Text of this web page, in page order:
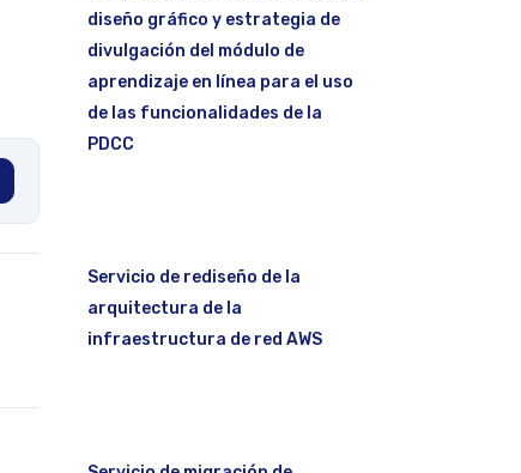
diseño gráfico y estrategia de
divulgación del módulo de
aprendizaje en línea para el uso
de las funcionalidades de la
PDCC
Servicio de rediseño de la
arquitectura de la
infraestructura de red AWS